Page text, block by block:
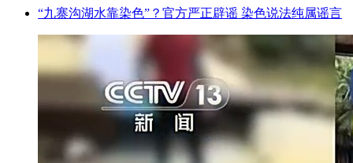
“九寨沟湖水靠染色”？官方严正辟谣 染色说法纯属谣言